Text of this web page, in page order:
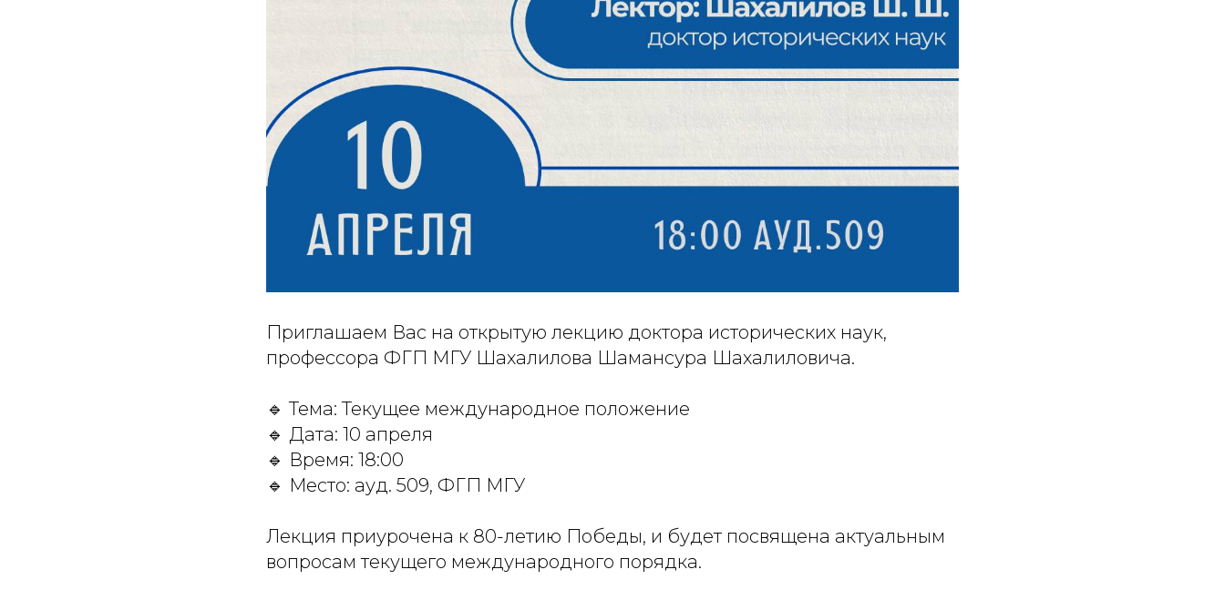
Приглашаем Вас на открытую лекцию доктора исторических наук,
профессора ФГП МГУ Шахалилова Шамансура Шахалиловича.
🔹 Тема: Текущее международное положение
🔹 Дата: 10 апреля
🔹 Время: 18:00
🔹 Место: ауд. 509, ФГП МГУ
Лекция приурочена к 80-летию Победы, и будет посвящена актуальным
вопросам текущего международного порядка.